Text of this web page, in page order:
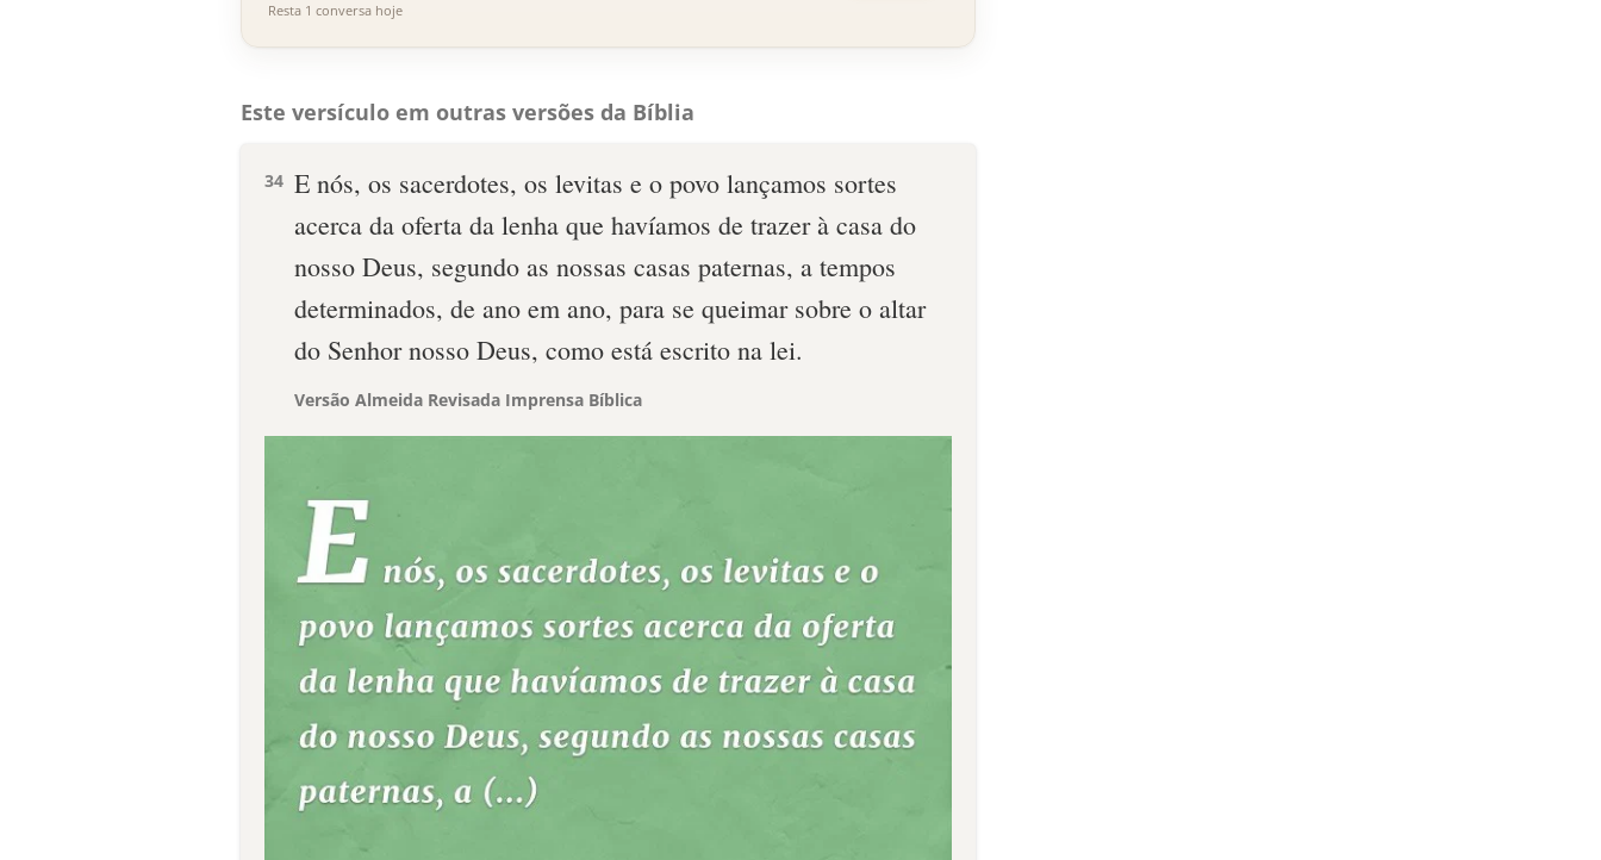
Resta 1 conversa hoje
Este versículo em outras versões da Bíblia
34 E nós, os sacerdotes, os levitas e o povo lançamos sortes
acerca da oferta da lenha que havíamos de trazer à casa do
nosso Deus, segundo as nossas casas paternas, a tempos
determinados, de ano em ano, para se queimar sobre o altar
do Senhor nosso Deus, como está escrito na lei.
Versão Almeida Revisada Imprensa Bíblica